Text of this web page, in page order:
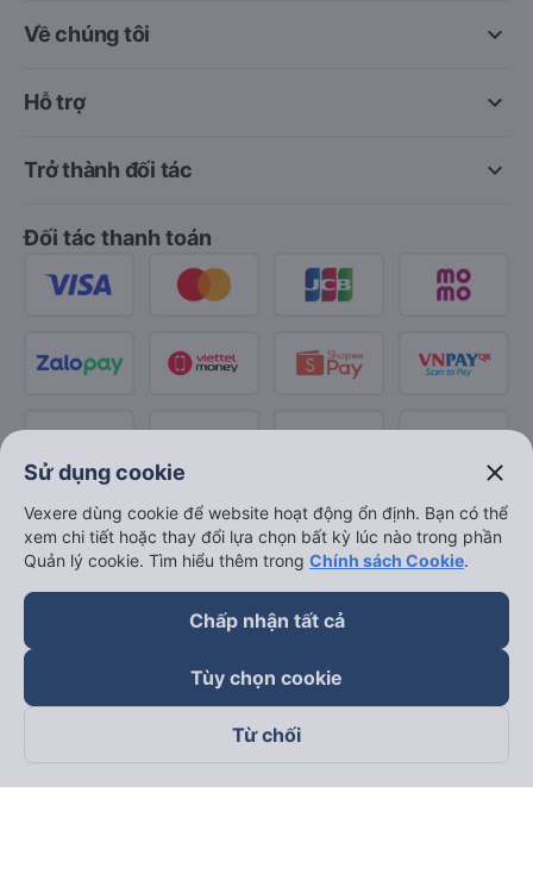
keyboard_arrow_down
Về chúng tôi
keyboard_arrow_down
Hỗ trợ
keyboard_arrow_down
Trở thành đối tác
Đối tác thanh toán
Theo dõi chúng tôi trên
Sử dụng cookie close
Vexere dùng cookie để website hoạt động ổn định. Bạn có thể
xem chi tiết hoặc thay đổi lựa chọn bất kỳ lúc nào trong phần
Quản lý cookie. Tìm hiểu thêm trong Chính sách Cookie.
Chấp nhận tất cả
Tùy chọn cookie
Từ chối